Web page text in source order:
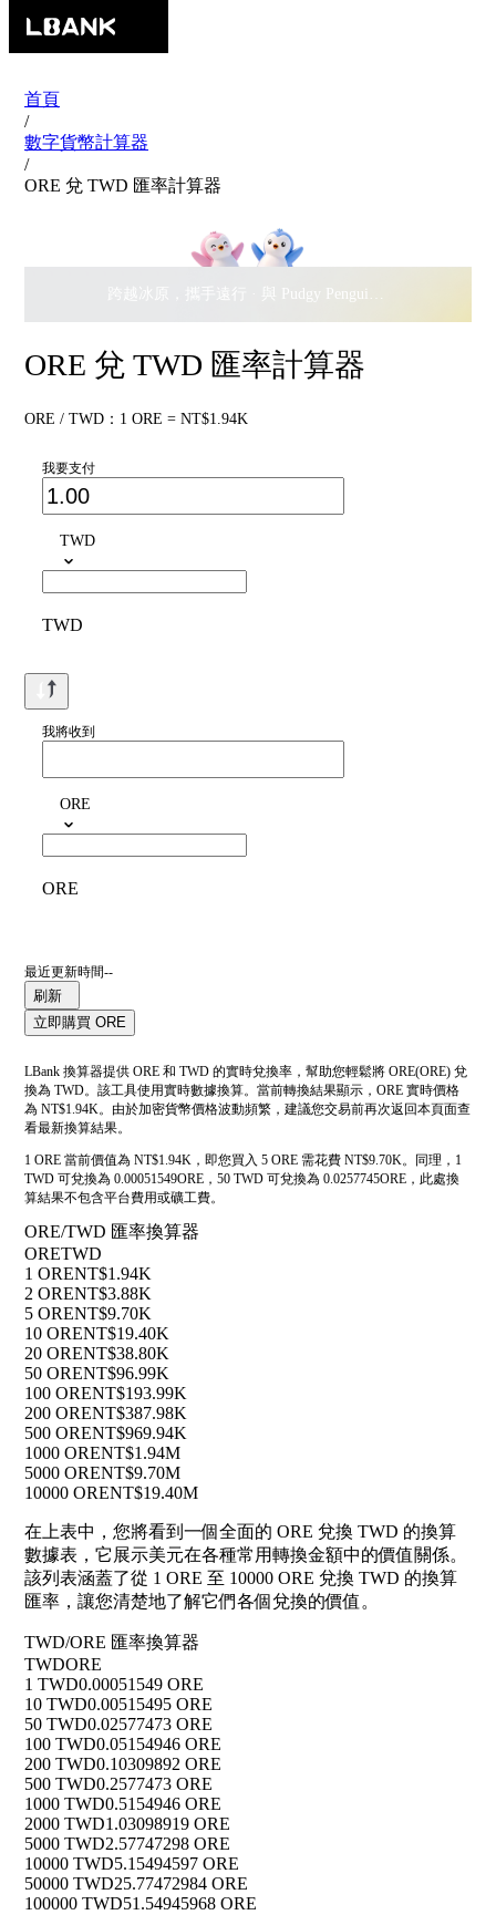
首頁
/
數字貨幣計算器
/
ORE 兌 TWD 匯率計算器
跨越冰原，攜手遠行 · 與 Pudgy Penguins 搖擺瓜分
ORE 兌 TWD 匯率計算器
ORE / TWD：1 ORE = NT$1.94K
我要支付
TWD
TWD
我將收到
ORE
ORE
最近更新時間--
刷新
立即購買 ORE
LBank 換算器提供 ORE 和 TWD 的實時兌換率，幫助您輕鬆將 ORE(ORE) 兌
換為 TWD。該工具使用實時數據換算。當前轉換結果顯示，ORE 實時價格
為 NT$1.94K。由於加密貨幣價格波動頻繁，建議您交易前再次返回本頁面查
看最新換算結果。
1 ORE 當前價值為 NT$1.94K，即您買入 5 ORE 需花費 NT$9.70K。同理，1
TWD 可兌換為 0.00051549ORE，50 TWD 可兌換為 0.0257745ORE，此處換
算結果不包含平台費用或礦工費。
ORE/TWD 匯率換算器
ORETWD
1 ORENT$1.94K
2 ORENT$3.88K
5 ORENT$9.70K
10 ORENT$19.40K
20 ORENT$38.80K
50 ORENT$96.99K
100 ORENT$193.99K
200 ORENT$387.98K
500 ORENT$969.94K
1000 ORENT$1.94M
5000 ORENT$9.70M
10000 ORENT$19.40M
在上表中，您將看到一個全面的 ORE 兌換 TWD 的換算
數據表，它展示美元在各種常用轉換金額中的價值關係。
該列表涵蓋了從 1 ORE 至 10000 ORE 兌換 TWD 的換算
匯率，讓您清楚地了解它們各個兌換的價值。
TWD/ORE 匯率換算器
TWDORE
1 TWD0.00051549 ORE
10 TWD0.00515495 ORE
50 TWD0.02577473 ORE
100 TWD0.05154946 ORE
200 TWD0.10309892 ORE
500 TWD0.2577473 ORE
1000 TWD0.5154946 ORE
2000 TWD1.03098919 ORE
5000 TWD2.57747298 ORE
10000 TWD5.15494597 ORE
50000 TWD25.77472984 ORE
100000 TWD51.54945968 ORE